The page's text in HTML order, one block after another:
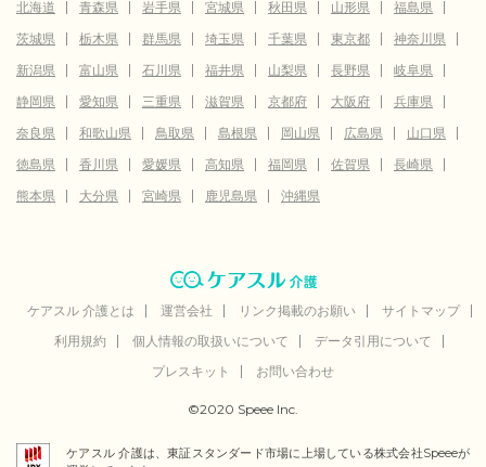
北海道 青森県 岩手県 宮城県 秋田県 山形県
福島県
茨城県
栃木県 群馬県 埼玉県 千葉県 東京都
神奈川県
新潟県
富山県 石川県 福井県 山梨県 長野県
岐阜県
静岡県
愛知県 三重県 滋賀県 京都府 大阪府
兵庫県
奈良県
和歌山県 鳥取県 島根県 岡山県 広島県
山口県
徳島県
香川県 愛媛県 高知県 福岡県 佐賀県
長崎県
熊本県
大分県 宮崎県 鹿児島県 沖縄県
ケアスル 介護とは 運営会社 リンク掲載のお願い
サイトマップ
利用規約
個人情報の取扱いについて
データ引用について
プレスキット
お問い合わせ
©2020 Speee Inc.
ケアスル 介護は、東証スタンダード市場に上場している株式会社Speeeが